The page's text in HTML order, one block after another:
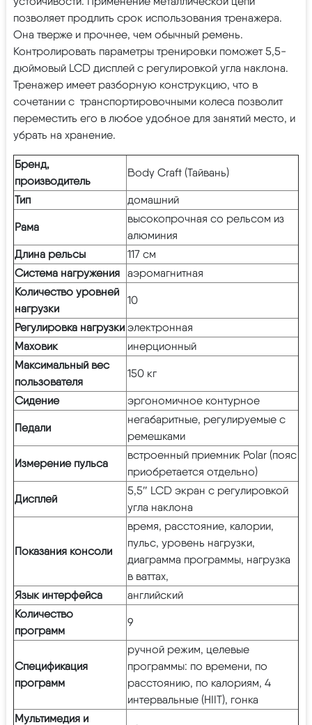
позволяет продлить срок использования тренажера.
Она тверже и прочнее, чем обычный ремень.
Контролировать параметры тренировки поможет 5,5-
дюймовый LCD дисплей с регулировкой угла наклона.
Тренажер имеет разборную конструкцию, что в
сочетании с транспортировочными колеса позволит
переместить его в любое удобное для занятий место, и
убрать на хранение.
Бренд,
производитель
Body Craft (Тайвань)
Тип домашний
Рама
высокопрочная со рельсом из
алюминия
Длина рельсы
117 см
Система нагружения аэромагнитная
Количество уровней
нагрузки
10
Регулировка нагрузки электронная
Маховик
инерционный
Максимальный вес
пользователя
150 кг
Сидение эргономичное контурное
Педали
негабаритные, регулируемые с
ремешками
Измерение пульса
встроенный приемник Polar (пояс
приобретается отдельно)
Дисплей
5,5″ LCD экран с регулировкой
угла наклона
Показания консоли
время, расстояние, калории,
пульс, уровень нагрузки,
диаграмма программы, нагрузка
в ваттах,
Язык интерфейса
английский
Количество
программ
9
Спецификация
программ
ручной режим, целевые
программы: по времени, по
расстоянию, по калориям, 4
интервальные (HIIT), гонка
Мультимедия и